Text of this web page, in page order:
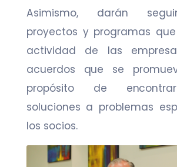
Asimismo, darán
proyectos y programas
actividad de las
acuerdos que se
propósito de
soluciones a problemas
los socios.